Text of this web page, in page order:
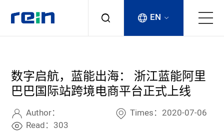
Products
Services
EN
数字启航，蓝能出海： 浙江蓝能阿里
巴巴国际站跨境电商平台正式上线
Author：
Times：2020-07-06
Read：303